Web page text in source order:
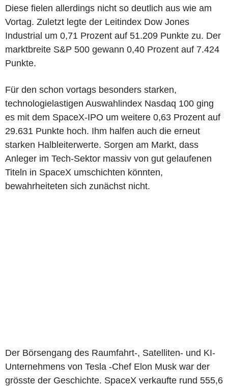
Diese fielen allerdings nicht so deutlich aus wie am
Vortag. Zuletzt legte der Leitindex Dow Jones
Industrial um 0,71 Prozent auf 51.209 Punkte zu. Der
marktbreite S&P 500 gewann 0,40 Prozent auf 7.424
Punkte.
Für den schon vortags besonders starken,
technologielastigen Auswahlindex Nasdaq 100 ging
es mit dem SpaceX-IPO um weitere 0,63 Prozent auf
29.631 Punkte hoch. Ihm halfen auch die erneut
starken Halbleiterwerte. Sorgen am Markt, dass
Anleger im Tech-Sektor massiv von gut gelaufenen
Titeln in SpaceX umschichten könnten,
bewahrheiteten sich zunächst nicht.
Der Börsengang des Raumfahrt-, Satelliten- und KI-
Unternehmens von Tesla -Chef Elon Musk war der
grösste der Geschichte. SpaceX verkaufte rund 555,6